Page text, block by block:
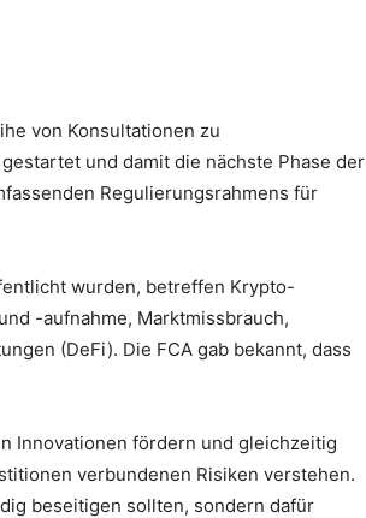
von Konsultationen zu
und damit die nächste Phase der
Regulierungsrahmens für
wurden, betreffen Krypto-
-aufnahme, Marktmissbrauch,
(DeFi). Die FCA gab bekannt, dass
Innovationen fördern und gleichzeitig
verbundenen Risiken verstehen.
beseitigen sollten, sondern dafür